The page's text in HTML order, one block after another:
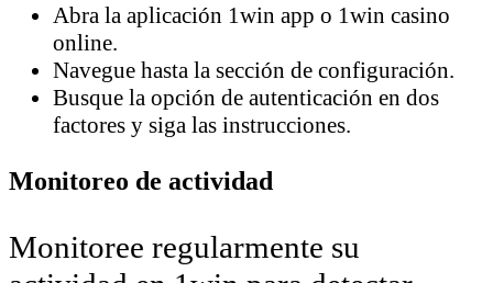
Abra la aplicación 1win app o 1win casino
online.
Navegue hasta la sección de configuración.
Busque la opción de autenticación en dos
factores y siga las instrucciones.
Monitoreo de actividad
Monitoree regularmente su